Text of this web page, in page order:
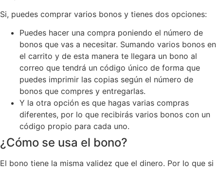
Si, puedes comprar varios bonos y tienes dos opciones:
Puedes hacer una compra poniendo el número de
bonos que vas a necesitar. Sumando varios bonos en
el carrito y de esta manera te llegara un bono al
correo que tendrá un código único de forma que
puedes imprimir las copias según el número de
bonos que compres y entregarlas.
Y la otra opción es que hagas varias compras
diferentes, por lo que recibirás varios bonos con un
código propio para cada uno.
¿Cómo se usa el bono?
El bono tiene la misma validez que el dinero. Por lo que si